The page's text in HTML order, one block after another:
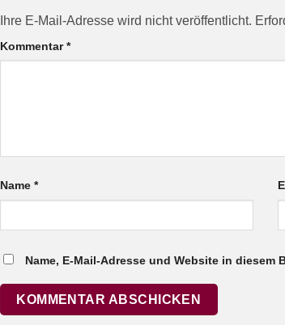
Ihre E-Mail-Adresse wird nicht veröffentlicht.
Kommentar*
Name *
Name, E-Mail-Adresse und Website in